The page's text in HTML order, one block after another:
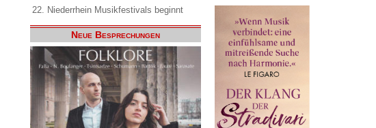
22. Niederrhein Musikfestivals beginnt
Neue Besprechungen